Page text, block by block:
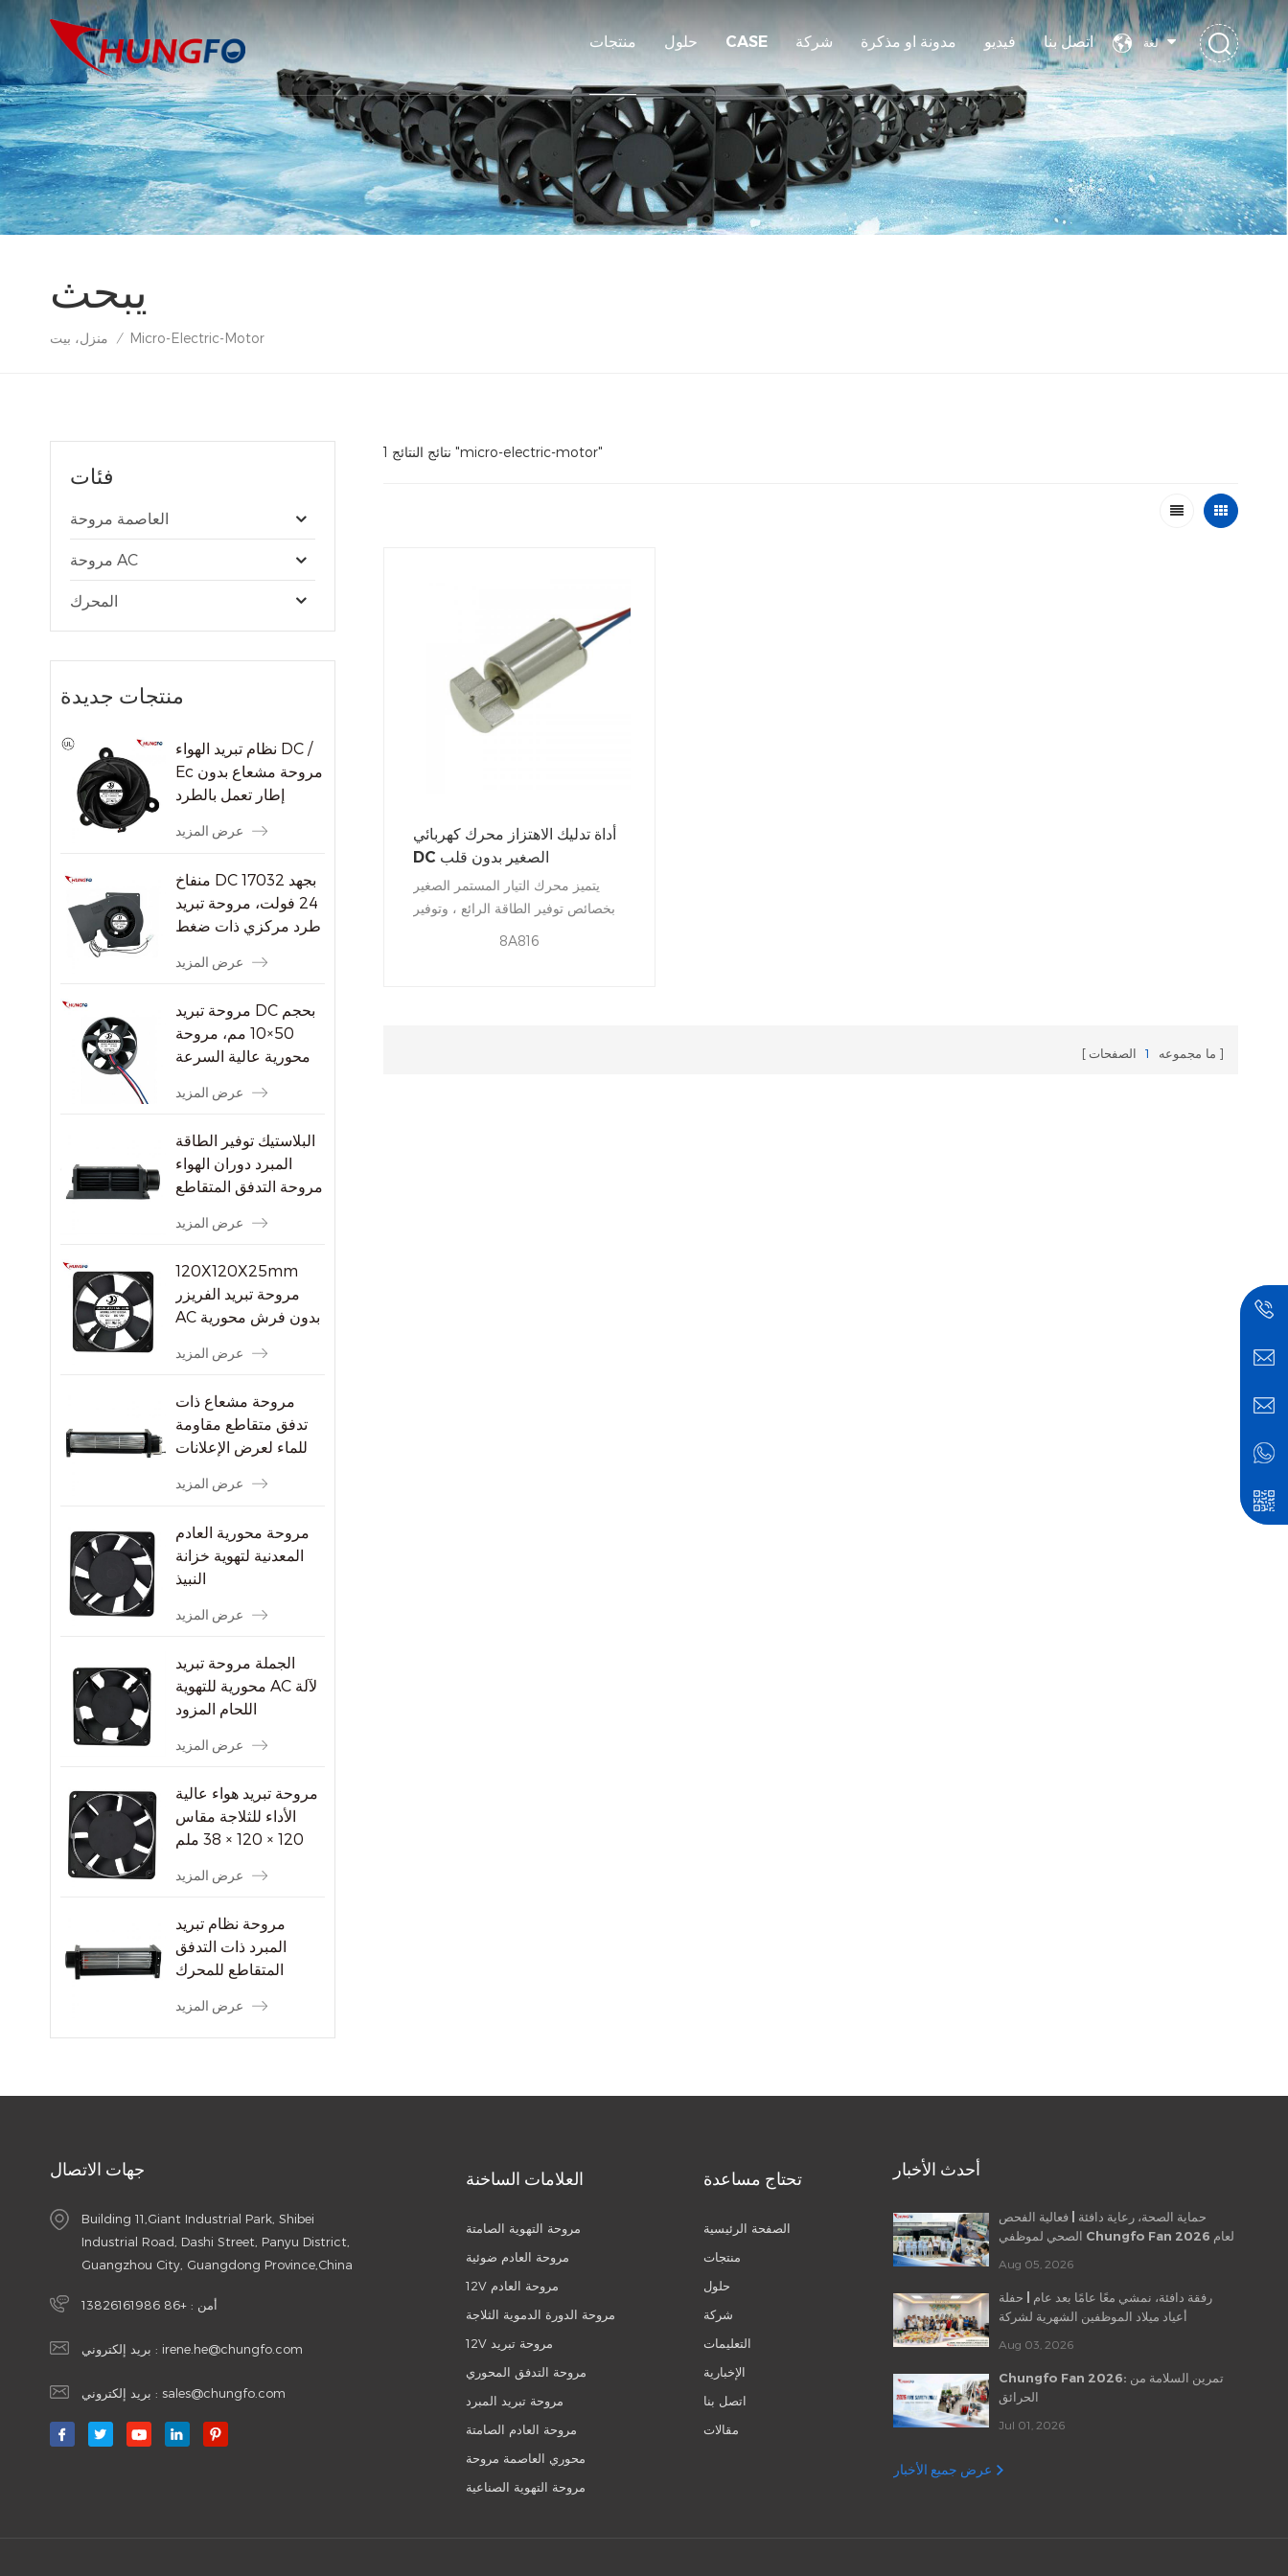
لغة منتجات حلول CASE شركة مدونة او مذكرة فيديو اتصل بنا
يبحث
منزل، بيت / Micro-Electric-Motor
فئات
العاصمة مروحة
مروحة AC
المحرك
منتجات جديدة
نظام تبريد الهواء DC /
Ec مروحة مشعاع بدون
إطار تعمل بالطرد
عرض المزيد
منفاخ DC 17032 بجهد
24 فولت، مروحة تبريد
طرد مركزي ذات ضغط
عرض المزيد
مروحة تبريد DC بحجم
50×10 مم، مروحة
محورية عالية السرعة
8000 دورة في الدقيقة
الصغيرة
عرض المزيد
البلاستيك توفير الطاقة
المبرد دوران الهواء
مروحة التدفق المتقاطع
عرض المزيد
120X120X25mm
مروحة تبريد الفريزر
AC بدون فرش محورية
عرض المزيد
مروحة مشعاع ذات
تدفق متقاطع مقاومة
للماء لعرض الإعلانات
عرض المزيد
مروحة محورية العادم
المعدنية لتهوية خزانة
النبيذ
عرض المزيد
الجملة مروحة تبريد
محورية للتهوية AC لآلة
اللحام المزود
عرض المزيد
مروحة تبريد هواء عالية
الأداء للثلاجة مقاس
120 × 120 × 38 ملم
عرض المزيد
مروحة نظام تبريد
المبرد ذات التدفق
المتقاطع للمحرك
عرض المزيد
1 نتائج النتائج "micro-electric-motor"
أداة تدليك الاهتزاز محرك كهربائي
DC الصغير بدون قلب
يتميز محرك التيار المستمر الصغير
بخصائص توفير الطاقة الرائع ، وتوفير
8A816
ما مجموعه 1 الصفحات
جهات الاتصال
Building 11,Giant Industrial Park, Shibei
Industrial Road, Dashi Street, Panyu District,
Guangzhou City, Guangdong Province,China
أمن : +86 13826161986
بريد إلكتروني : irene.he@chungfo.com
بريد إلكتروني : sales@chungfo.com
العلامات الساخنة
مروحة التهوية الصامتة
مروحة العادم ضوئية
12V مروحة العادم
مروحة الدورة الدموية الثلاجة
12V مروحة تبريد
مروحة التدفق المحوري
مروحة تبريد المبرد
مروحة العادم الصامتة
محوري العاصمة مروحة
مروحة التهوية الصناعية
تحتاج مساعدة
الصفحة الرئيسية
منتجات
حلول
شركة
التعليمات
الإخبارية
اتصل بنا
مقالات
أحدث الأخبار
حماية الصحة، رعاية دافئة | فعالية الفحص
الصحي لموظفي Chungfo Fan لعام 2026
Aug 05, 2026
رفقة دافئة، نمشي معًا عامًا بعد عام | حفلة
أعياد ميلاد الموظفين الشهرية لشركة
Aug 03, 2026
Chungfo Fan 2026: تمرين السلامة من
الحرائق
Jul 01, 2026
عرض جميع الأخبار